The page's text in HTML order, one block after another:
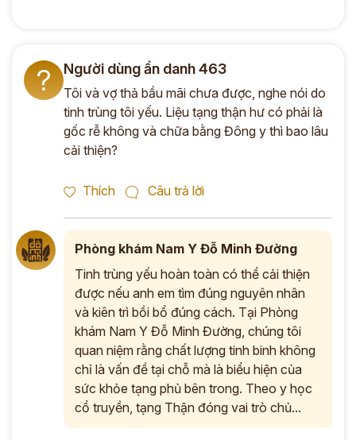
? Người dùng ẩn danh 463
Tôi và vợ thả bầu mãi chưa được, nghe nói do
tinh trùng tôi yếu. Liệu tạng thận hư có phải là
gốc rễ không và chữa bằng Đông y thì bao lâu
cải thiện?
Thích Câu trả lời
Phòng khám Nam Y Đỗ Minh Đường
Tinh trùng yếu hoàn toàn có thể cải thiện
được nếu anh em tìm đúng nguyên nhân
và kiên trì bồi bổ đúng cách. Tại Phòng
khám Nam Y Đỗ Minh Đường, chúng tôi
quan niệm rằng chất lượng tinh binh không
chỉ là vấn đề tại chỗ mà là biểu hiện của
sức khỏe tạng phủ bên trong. Theo y học
cổ truyền, tạng Thận đóng vai trò chủ...